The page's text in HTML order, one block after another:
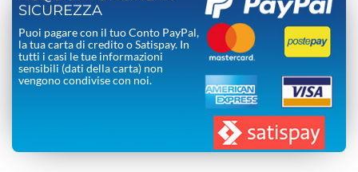
SICUREZZA
Puoi pagare con il tuo Conto PayPal,
la tua carta di credito o Satispay. In
tutti i casi le tue informazioni
sensibili (dati della carta) non
vengono condivise con noi.